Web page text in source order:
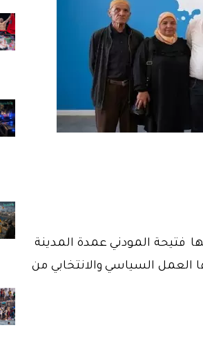
فتيحة المودني عمدة المدينة
السياسي والانتخابي من